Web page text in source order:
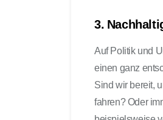
3.
Auf Politik und
einen ganz
Sind wir bereit,
fahren? Oder